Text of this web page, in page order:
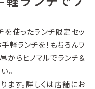
を使ったランチ限定セッ
軽ランチを！もちろんワ
からヒノマルでランチ＆
。
す。詳しくは店舗にお